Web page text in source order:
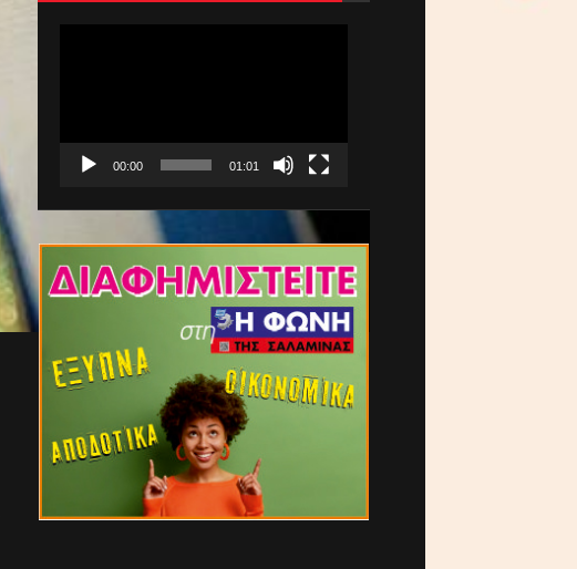
00:00 01:01